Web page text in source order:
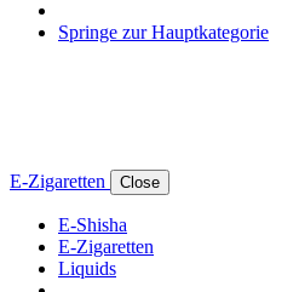
Springe zur Hauptkategorie
E-Zigaretten Close
E-Shisha
E-Zigaretten
Liquids